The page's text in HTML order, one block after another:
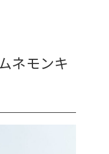
ネモンキ